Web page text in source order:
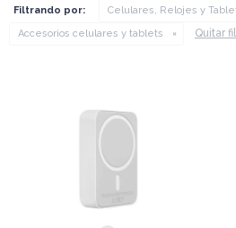
Filtrando por:
Celulares, Relojes y
Accesorios celulares y tablets
Quitar